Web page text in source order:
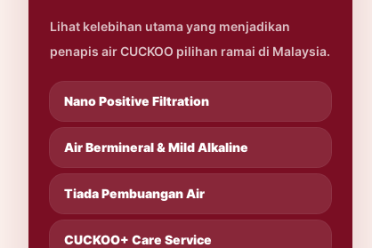
Lihat kelebihan utama yang menjadikan
penapis air CUCKOO pilihan ramai di Malaysia.
Nano Positive Filtration
Air Bermineral & Mild Alkaline
Tiada Pembuangan Air
CUCKOO+ Care Service